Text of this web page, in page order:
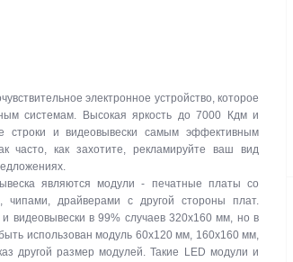
электронное устройство, которое
системам. Высокая яркость до 7000 Кдм и
строки и видеовывески самым эффективным
часто, как захотите, рекламируйте ваш вид
являются модули - печатные платы со
драйверами с другой стороны плат.
видеовывески в 99% случаев 320х160 мм, но в
использован модуль 60х120 мм, 160х160 мм,
другой размер модулей. Такие LED модули и